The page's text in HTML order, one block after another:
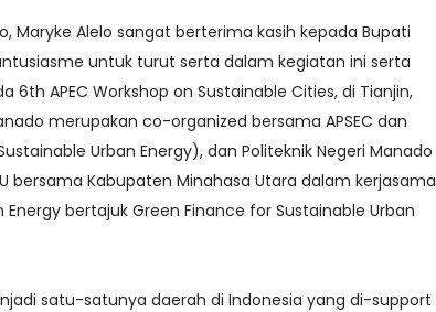
Maryke Alelo sangat berterima kasih kepada Bupati
untuk turut serta dalam kegiatan ini serta
6th APEC Workshop on Sustainable Cities, di Tianjin,
merupakan co-organized bersama APSEC dan
Urban Energy), dan Politeknik Negeri Manado
bersama Kabupaten Minahasa Utara dalam kerjasama
bertajuk Green Finance for Sustainable Urban
satu-satunya daerah di Indonesia yang di-support